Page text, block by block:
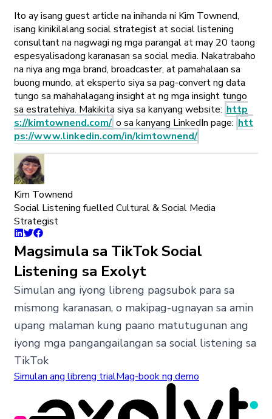
Ito ay isang guest article na inihanda ni Kim Townend,
isang kinikilalang social strategist at social listening
consultant na nagwagi ng mga parangal at may 20 taong
espesyalisadong karanasan sa social media. Nakatrabaho
na niya ang mga brand, broadcaster, at pamahalaan sa
buong mundo, at eksperto siya sa pag-convert ng data
tungo sa mahahalagang insight at ng mga insight tungo
sa estratehiya. Makikita siya sa kanyang website: http
s://kimtownend.com/ o sa kanyang LinkedIn page: htt
ps://www.linkedin.com/in/kimtownend/
Kim Townend
Social Listening fuelled Cultural & Social Media
Strategist
Magsimula sa TikTok Social
Listening sa Exolyt
Simulan ang iyong libreng pagsubok para sa
mismong karanasan, o makipag-ugnayan sa amin
upang malaman kung paano matutugunan ang
iyong mga pangangailangan sa social listening sa
TikTok
Simulan ang libreng trialMag-book ng demo